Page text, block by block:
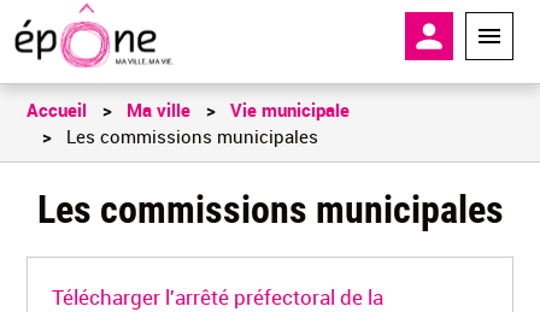
principal
En-tête -
Accueil Ma ville
Vie municipale
Les commissions municipales
Les commissions municipales
Télécharger l'arrêté préfectoral de la